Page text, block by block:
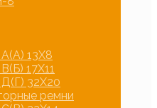
13Х8
17Х11
32Х20
ремни